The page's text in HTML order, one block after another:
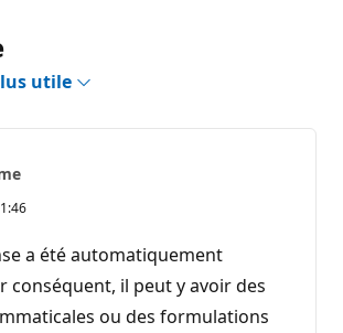
utile
a été automatiquement
conséquent, il peut y avoir des
ou des formulations